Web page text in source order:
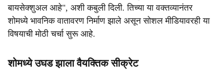
बायसेक्शुअल आहे", अशी कबुली दिली. तिच्या या वक्तव्यानंतर
शोमध्ये भावनिक वातावरण निर्माण झाले असून सोशल मीडियावरही या
विषयाची मोठी चर्चा सुरू आहे.
शोमध्ये उघड झाला वैयक्तिक सीक्रेट